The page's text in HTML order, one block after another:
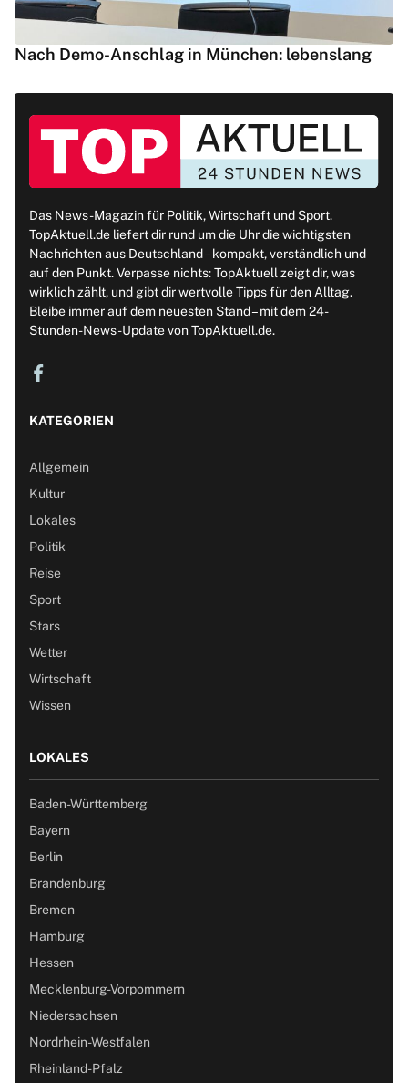
Nach Demo-Anschlag in München: lebenslang
Das News-Magazin für Politik, Wirtschaft und Sport.
TopAktuell.de liefert dir rund um die Uhr die wichtigsten
Nachrichten aus Deutschland – kompakt, verständlich und
auf den Punkt. Verpasse nichts: TopAktuell zeigt dir, was
wirklich zählt, und gibt dir wertvolle Tipps für den Alltag.
Bleibe immer auf dem neuesten Stand – mit dem 24-
Stunden-News-Update von TopAktuell.de.
KATEGORIEN
Allgemein
Kultur
Lokales
Politik
Reise
Sport
Stars
Wetter
Wirtschaft
Wissen
LOKALES
Baden-Württemberg
Bayern
Berlin
Brandenburg
Bremen
Hamburg
Hessen
Mecklenburg-Vorpommern
Niedersachsen
Nordrhein-Westfalen
Rheinland-Pfalz